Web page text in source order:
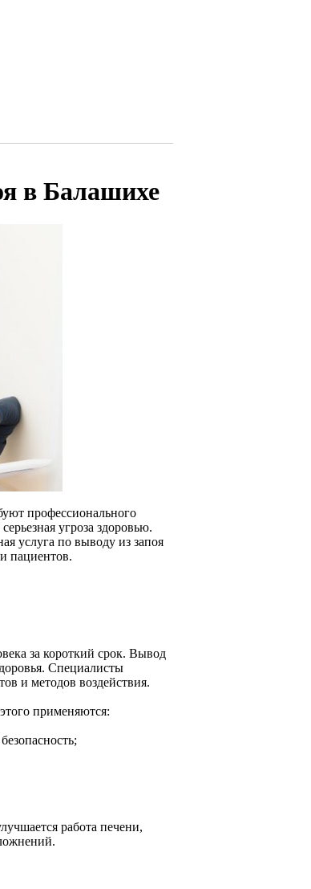
в Балашихе
профессионального
угроза здоровью.
услуга по выводу из запоя
пациентов.
за короткий срок. Вывод
Специалисты
и методов воздействия.
применяются:
работа печени,